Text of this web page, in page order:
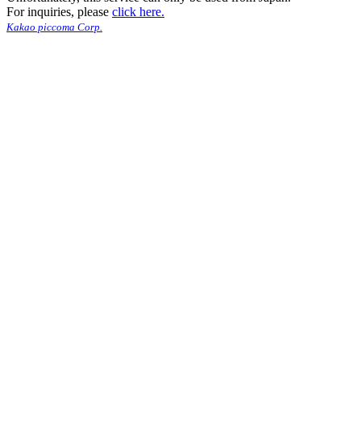
For inquiries, please click here.
Kakao piccoma Corp.